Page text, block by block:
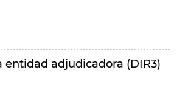
entidad adjudicadora (DIR3)